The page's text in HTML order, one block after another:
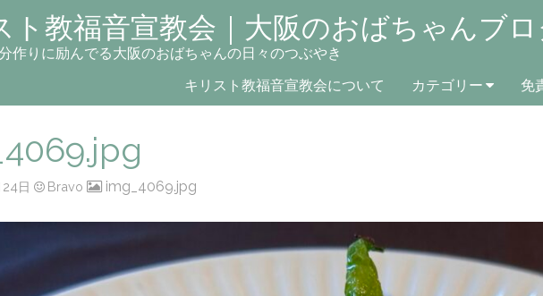
ト教福音宣教会｜大阪のおばちゃんブ
作りに励んでる大阪のおばちゃんの日々のつぶやき
キリスト教福音宣教会について カテゴリー 免
日 Bravo img_4069.jpg